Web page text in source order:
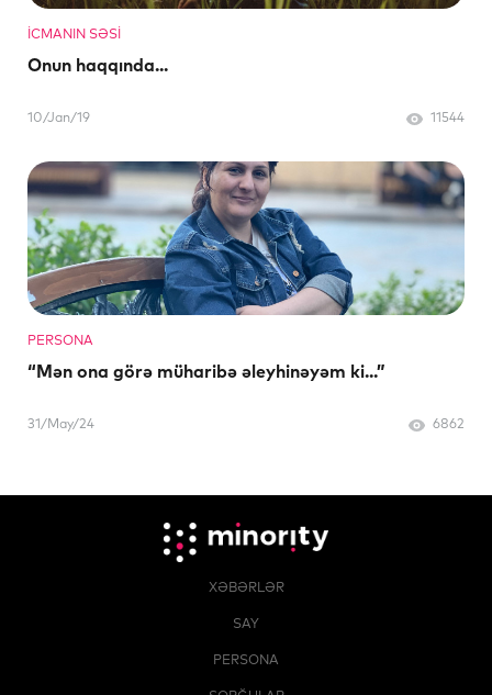
İCMANIN SƏSI
Onun haqqında...
10/Jan/19 11544
PERSONA
“Mən ona görə müharibə əleyhinəyəm ki...”
31/May/24 6862
XƏBƏRLƏR
SAY
PERSONA